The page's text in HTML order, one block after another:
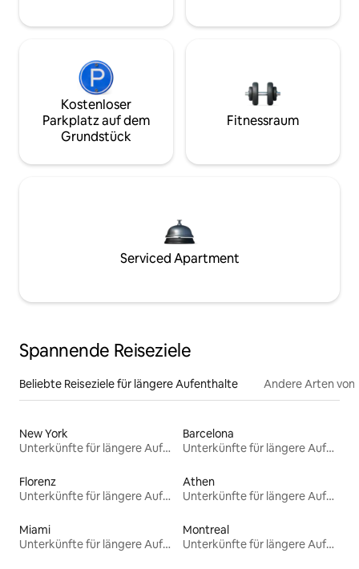
Kostenloser
Parkplatz auf dem
Grundstück
Fitnessraum
Serviced Apartment
Spannende Reiseziele
Beliebte Reiseziele für längere Aufenthalte Andere Arten
New York
Unterkünfte für längere Aufenthalte
Barcelona
Unterkünfte für längere Aufenthalte
Florenz
Unterkünfte für längere Aufenthalte
Athen
Unterkünfte für längere Aufenthalte
Miami
Unterkünfte für längere Aufenthalte
Montreal
Unterkünfte für längere Aufenthalte